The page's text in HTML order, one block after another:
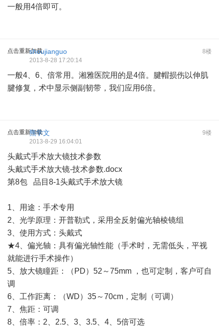
一般用4倍即可。
点击重新加载 8楼
shoujianguo
2013-8-28 17:20:14
一般4、6、倍常用。湘雅医院用的是4倍。腱帽损伤以伸肌
腱修复，术中显示侧副韧带，我们应用6倍。
点击重新加载 9楼
熊学文
2013-8-29 16:04:01
头戴式手术放大镜技术参数
头戴式手术放大镜-技术参数.docx
第8包 品目8-1头戴式手术放大镜
1、用途：手术专用
2、光学原理：开普勒式，采用全反射偏光轴棱镜组
3、使用方式：头戴式
★4、偏光轴：具有偏光轴性能（手术时，无需低头，平视
就能进行手术操作）
5、放大镜瞳距：（PD）52～75mm ，也可定制，客户可自
调
6、工作距离：（WD）35～70cm，定制（可调）
7、焦距：可调
8、倍率：2、2.5、3、3.5、4、5倍可选